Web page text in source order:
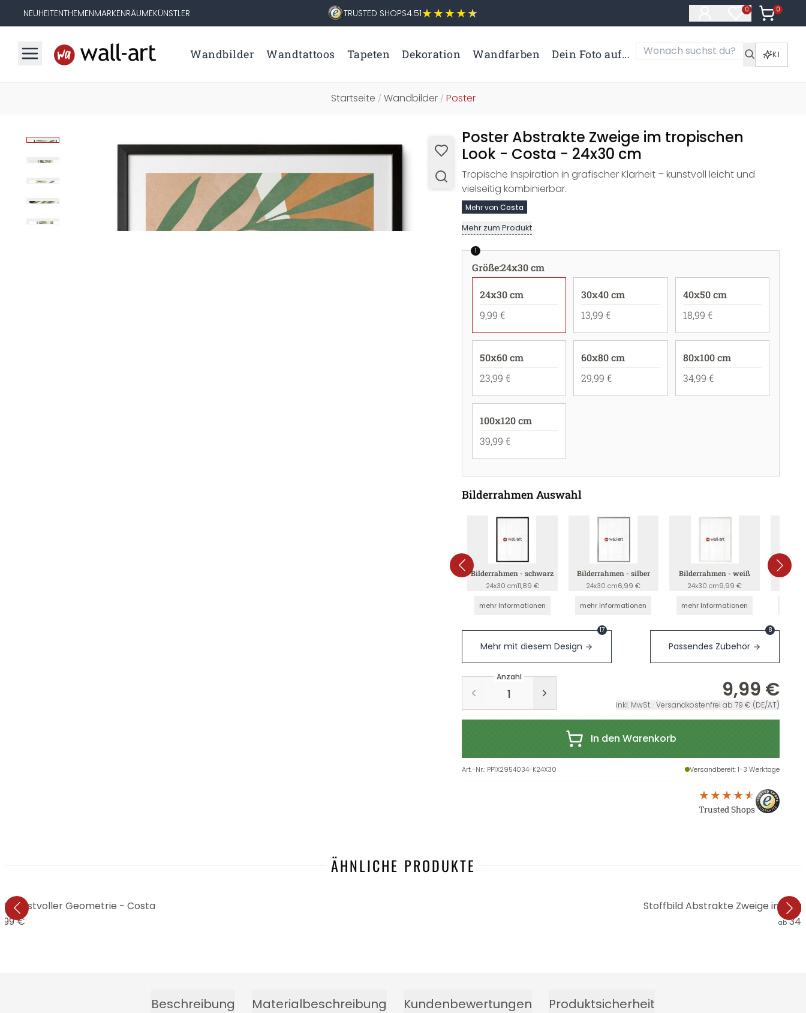
NEUHEITENTHEMENMARKENRÄUMEKÜNSTLER TRUSTED SHOPS4.51 0
Artikel im
0
Artikel
Wandbilder Wandtattoos Tapeten Dekoration Wandfarben Dein Foto auf... KI
Startseite / Wandbilder/ Poster
Poster Abstrakte Zweige im tropischen
Look - Costa - 24x30 cm
Tropische Inspiration in grafischer Klarheit – kunstvoll leicht und
vielseitig kombinierbar.
Mehr von Costa
Mehr zum Produkt
1
Größe:24x30 cm
24x30 cm
9,99 €
30x40 cm
13,99 €
40x50 cm
18,99 €
50x60 cm
23,99 €
60x80 cm
29,99 €
80x100 cm
34,99 €
100x120 cm
39,99 €
Bilderrahmen Auswahl
Bilderrahmen - schwarz
24x30 cm11,89 €
mehr Informationen
Bilderrahmen - silber
24x30 cm6,99 €
mehr Informationen
Bilderrahmen - weiß
24x30 cm9,99 €
mehr Informationen
Mehr mit diesem Design
17
Passendes Zubehör
8
Anzahl
9,99 €
inkl. MwSt. · Versandkostenfrei ab 79 € (DE/AT)
In den Warenkorb
Art.-Nr.: PP1X2954034-K24X30 Versandbereit: 1-3 Werktage
Trusted Shops
ÄHNLICHE PRODUKTE
kunstvoller Geometrie - Costa
€
Stoffbild Abstrakte Zweige im
ab
Beschreibung Materialbeschreibung Kundenbewertungen Produktsicherheit